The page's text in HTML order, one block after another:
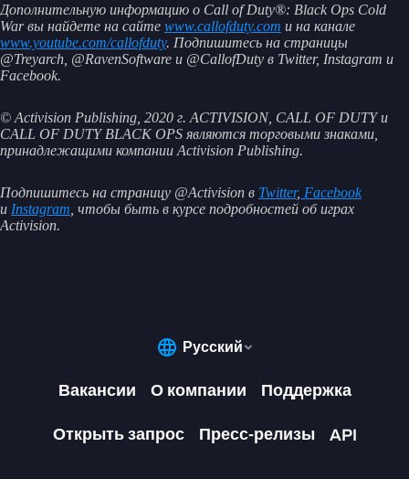
Дополнительную информацию о Call of Duty®: Black Ops Cold
War вы найдете на сайте www.callofduty.com и на канале
www.youtube.com/callofduty. Подпишитесь на страницы
@Treyarch, @RavenSoftware и @CallofDuty в Twitter, Instagram и
Facebook.
© Activision Publishing, 2020 г. ACTIVISION, CALL OF DUTY и
CALL OF DUTY BLACK OPS являются торговыми знаками,
принадлежащими компании Activision Publishing.
Подпишитесь на страницу @Activision в Twitter, Facebook
и Instagram , чтобы быть в курсе подробностей об играх
Activision.